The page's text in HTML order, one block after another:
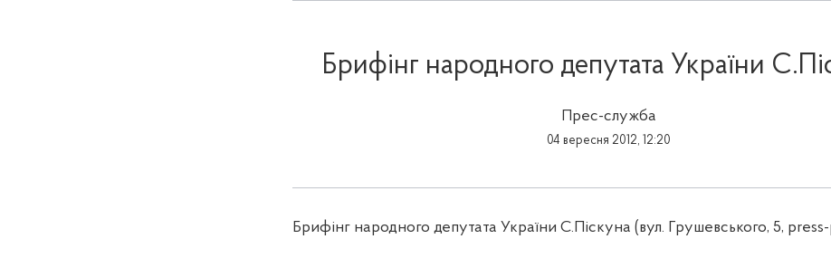
Брифінг народного депутата України
Прес-служба
04 вересня 2012, 12:20
Брифінг народного депутата України С.Піскуна (вул. Грушевського, 5, press-